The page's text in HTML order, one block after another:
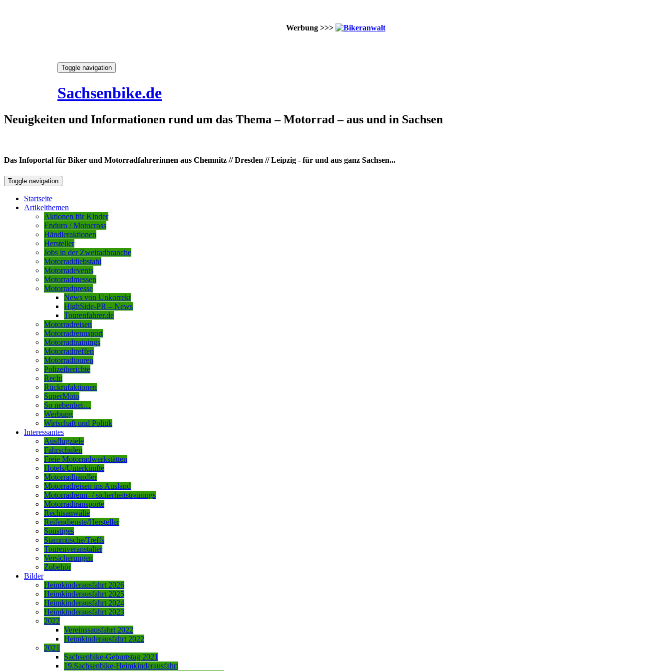
Werbung >>>
Toggle navigation
Sachsenbike.de
Neuigkeiten und Informationen rund um das Thema – Motorrad – aus und in Sachsen
Das Infoportal für Biker und Motorradfahrerinnen aus Chemnitz // Dresden // Leipzig - für und aus ganz Sachsen...
Toggle navigation
Startseite
Artikelthemen
Aktionen für Kinder
Enduro / Motocross
Händleraktionen
Hersteller
Jobs in der Zweiradbranche
Motorraddiebstahl
Motorradevents
Motorradmessen
Motorradpresse
News von Unkorrekt
HighSide-PR – News
Tourenfahrer.de
Motorradreisen
Motorradrennsport
Motorradtrainings
Motorradtreffen
Motorradtouren
Polizeiberichte
Recht
Rückrufaktionen
SuperMoto
So nebenbei…
Werbung
Wirtschaft und Politik
Interessantes
Ausflugziele
Fahrschulen
Freie Motorradwerkstätten
Hotels/Unterkünfte
Motorradhändler
Motorradreisen ins Ausland
Motorradrenn- / sicherheitstrainings
Motorradtransporte
Rechtsanwälte
Reifendienste/Hersteller
Sonstiges
Stammtische/Treffs
Tourenveranstalter
Versicherungen
Zubehör
Bilder
Heimkinderausfahrt 2026
Heimkinderausfahrt 2025
Heimkinderausfahrt 2024
Heimkinderausfahrt 2023
2022
Vereinssausfahrt 2022
Heimkinderausfahrt 2022
2021
Sachsenbike-Geburtstag 2021
19.Sachsenbike-Heimkinderausfahrt